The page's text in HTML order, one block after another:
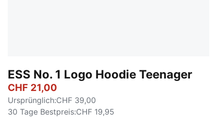
ESS No. 1 Logo Hoodie Teenager
CHF 21,00
Ursprünglich:CHF 39,00
30 Tage Bestpreis:CHF 19,95